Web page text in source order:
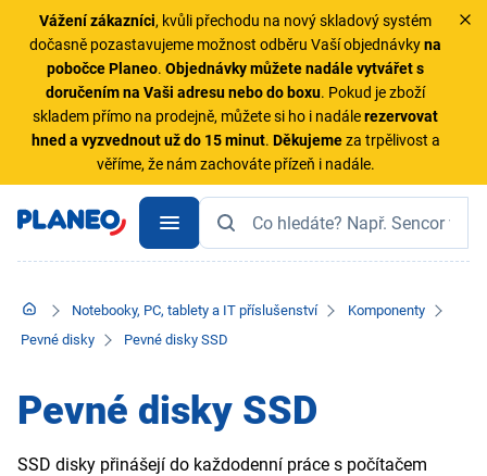
Vážení zákazníci, kvůli přechodu na nový skladový systém
dočasně pozastavujeme možnost odběru Vaší objednávkyna
pobočce Planeo.Objednávky můžete nadále vytvářet s
doručením na Vaši adresu nebo do boxu. Pokud je zboží
skladem přímo na prodejně, můžete si ho i nadálerezervovat
hned a vyzvednout už do 15 minut. Děkujemeza trpělivost a
věříme, že nám zachováte přízeň i nadále.
Notebooky, PC, tablety a IT příslušenství
Komponenty
Pevné disky
Pevné disky SSD
Pevné disky SSD
SSD disky přinášejí do každodenní práce s počítačem